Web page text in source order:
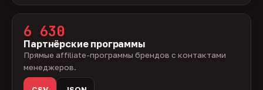
6 630
Партнёрские программы
Прямые affiliate-программы брендов с контактами
менеджеров.